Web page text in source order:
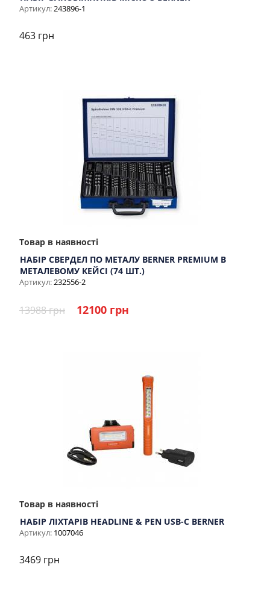
Артикул:243896-1
463 грн
Товар в наявності
НАБІР СВЕРДЕЛ ПО МЕТАЛУ BERNER PREMIUM В
МЕТАЛЕВОМУ КЕЙСІ (74 ШТ.)
Артикул:232556-2
13988 грн 12100 грн
Товар в наявності
НАБІР ЛІХТАРІВ HEADLINE & PEN USB-C BERNER
Артикул: 1007046
3469 грн